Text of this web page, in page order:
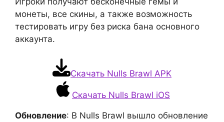
монеты, все скины, а также возможность
тестировать игру без риска бана основного
аккаунта.
Скачать Nulls Brawl APK
Скачать Nulls Brawl iOS
Обновление: В Nulls Brawl вышло обновление